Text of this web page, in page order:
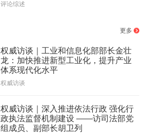
评论综述
更多
权威访谈｜工业和信息化部部长金壮
龙：加快推进新型工业化，提升产业
体系现代化水平
权威访谈
权威访谈｜深入推进依法行政 强化行
政执法监督机制建设 ——访司法部党
组成员、副部长胡卫列